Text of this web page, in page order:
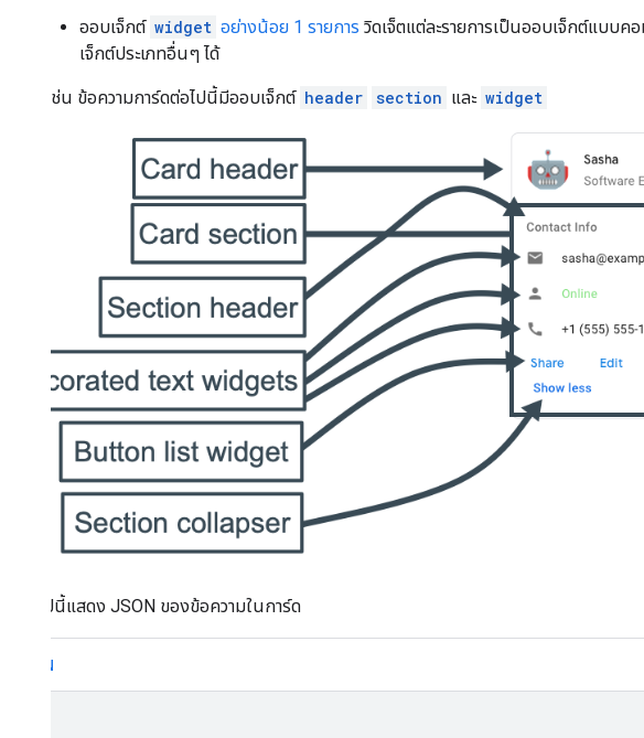
ออบเจ็กต์ widget อย่างน้อย 1 รายการ วิดเจ็ตแต่ละรายการเป็นออบเจ็กต์แบบ
เจ็กต์ประเภทอื่นๆ ได้
ตัวอย่างเช่น ข้อความการ์ดต่อไปนี้มีออบเจ็กต์ header section และ widget
โค้ดต่อไปนี้แสดง JSON ของข้อความในการ์ด
JSON